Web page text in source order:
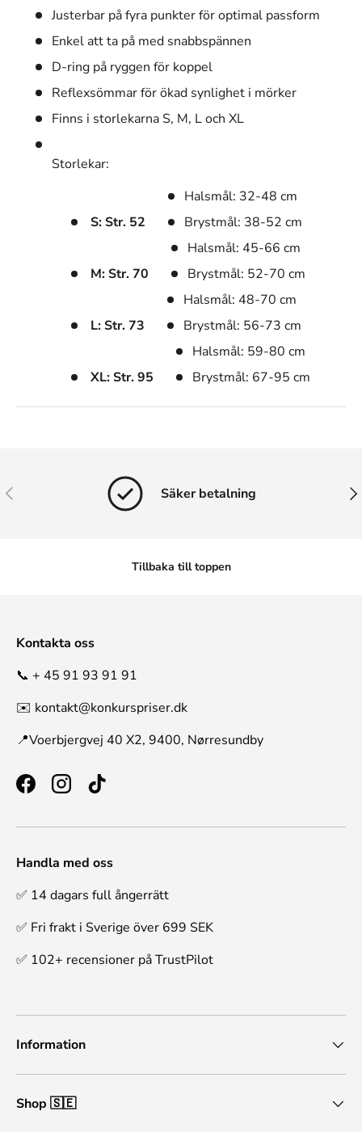
Justerbar på fyra punkter för optimal passform
Enkel att ta på med snabbspännen
D-ring på ryggen för koppel
Reflexsömmar för ökad synlighet i mörker
Finns i storlekarna S, M, L och XL
Storlekar:
S: Str. 52
Halsmål: 32-48 cm
Brystmål: 38-52 cm
M: Str. 70
Halsmål: 45-66 cm
Brystmål: 52-70 cm
L: Str. 73
Halsmål: 48-70 cm
Brystmål: 56-73 cm
XL: Str. 95
Halsmål: 59-80 cm
Brystmål: 67-95 cm
Tidigare Säker betalning
Tillbaka till toppen
Kontakta oss
📞 + 45 91 93 91 91
✉️ kontakt@konkurspriser.dk
📍Voerbjergvej 40 X2, 9400, Nørresundby
FacebookInstagramTikTok
Handla med oss
✅ 14 dagars full ångerrätt
✅ Fri frakt i Sverige över 699 SEK
✅ 102+ recensioner på TrustPilot
Information
Shop 🇸🇪